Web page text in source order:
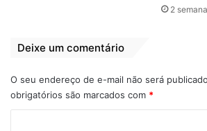
2
Deixe um comentário
O seu endereço de e-mail não será
obrigatórios são marcados com *